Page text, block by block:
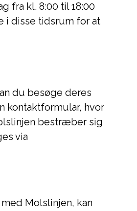
fra kl. 8:00 til 18:00
i disse tidsrum for at
du besøge deres
kontaktformular, hvor
bestræber sig
via
Molslinjen, kan